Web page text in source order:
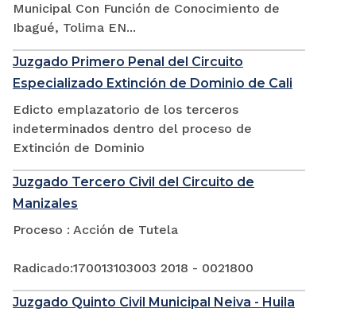
Municipal Con Función de Conocimiento de
Ibagué, Tolima EN...
Juzgado Primero Penal del Circuito
Especializado Extinción de Dominio de Cali
Edicto emplazatorio de los terceros
indeterminados dentro del proceso de
Extinción de Dominio
Juzgado Tercero Civil del Circuito de
Manizales
Proceso : Acción de Tutela
Radicado:170013103003 2018 - 0021800
Juzgado Quinto Civil Municipal Neiva - Huila